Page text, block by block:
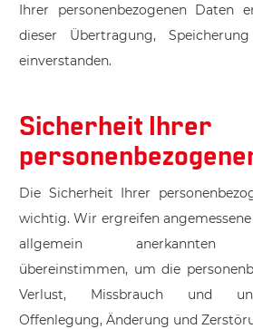
Ihrer personenbezogenen Daten
dieser Übertragung,
einverstanden.
Sicherheit Ihrer
Die Sicherheit Ihrer
wichtig. Wir ergreifen
allgemein anerkannten
übereinstimmen, um die
Verlust, Missbrauch und
Offenlegung, Änderung und